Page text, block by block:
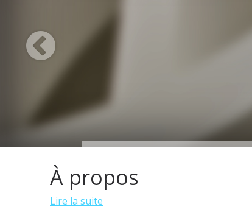
À propos
Lire la suite